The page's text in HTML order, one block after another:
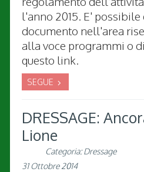
l'anno 2015. E'
documento nell'area
alla voce programmi o
questo link.
SEGUE
DRESSAGE:
Lione
Categoria:Dressage
31 Ottobre 2014